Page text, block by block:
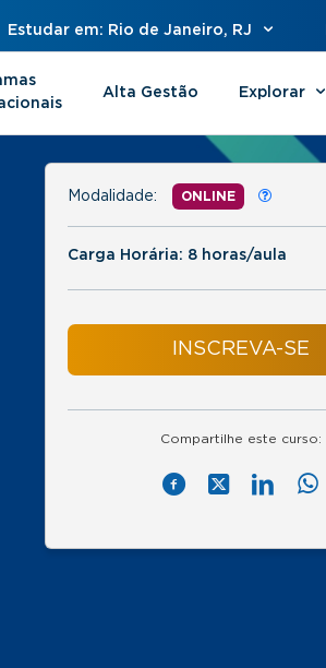
Estudar em: Rio de Janeiro, RJ
Alta Gestão Explorar
Modalidade: ONLINE
Carga Horária: 8 horas/aula
INSCREVA-SE
Compartilhe este curso: